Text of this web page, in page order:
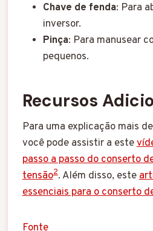
Chave de fenda: Para
inversor.
Pinça: Para manusear
pequenos.
Recursos
Para uma explicação mais
você pode assistir a este
passo a passo do conserto
tensão2. Além disso, este
essenciais para o conserto
Fonte